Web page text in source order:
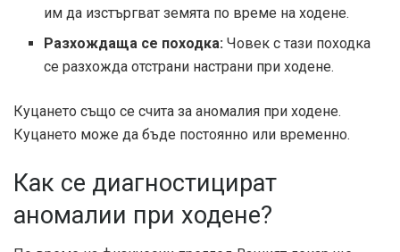
им да изстъргват земята по време на ходене.
Разхождаща се походка: Човек с тази походка
се разхожда отстрани настрани при ходене.
Куцането също се счита за аномалия при ходене.
Куцането може да бъде постоянно или временно.
Как се диагностицират
аномалии при ходене?